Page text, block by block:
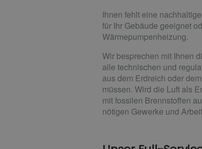
Ihnen fehlt eine
für Ihr Gebäude geeignet
Wärmepumpenheizung.
Wir besprechen mit Ihnen
alle technischen und
aus dem Erdreich oder
müssen. Wird die Luft als
mit fossilen Brennstoffen
nötigen Gewerke und